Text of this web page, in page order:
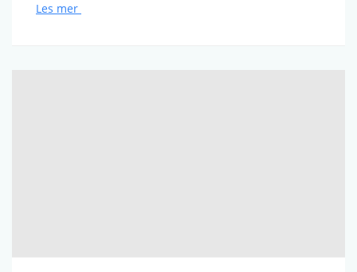
Les mer